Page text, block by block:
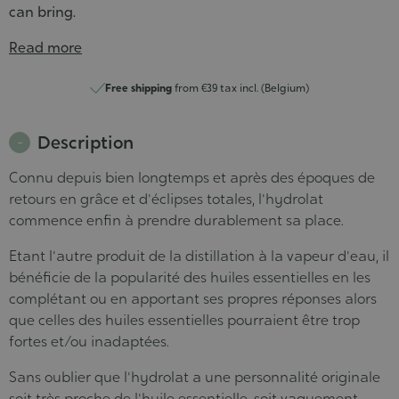
can bring.
Read more
Free shippingfrom €39 tax incl. (Belgium)
Description
Connu depuis bien longtemps et après des époques de
retours en grâce et d'éclipses totales, l'hydrolat
commence enfin à prendre durablement sa place.
Etant l'autre produit de la distillation à la vapeur d'eau, il
bénéficie de la popularité des huiles essentielles en les
complétant ou en apportant ses propres réponses alors
que celles des huiles essentielles pourraient être trop
fortes et/ou inadaptées.
Sans oublier que l'hydrolat a une personnalité originale